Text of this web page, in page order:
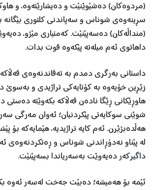
(مردوەکان) دەشێوێنێت و دەیشارێتەوە، و
سڕینەوەی شوناس و سەپاندنی کلتوری بێگانە
(منداڵەکان) دەسەپێنێت. کەمتیاری مێژو،
داهاتوی ئەم میلەتە پێکەوە قوت بدات.
داستانی بەرگری دمدم بە تەقاندنەوەی
زێڕین خۆیەوە بە کۆتایەکی تراژیدی و
هاوڕێکانی ڕێگا نادەن قەڵاکە بکەوێتە دەستی
شوێنی سوکایەتی پێکردنیان؛ ئەوان مەرگی
هەڵدەبژێرن. ئەم کایە تراژیدیە، هێمایەکە بۆ
لە پێناو نەدۆڕاندنی شوناس و ڕەتکردنەوەی
داگیرکەر دەیەوێت بەسەریاندا بسەپێنێت.
ئێمە بۆ هەمیشە؛ دەبێت جەخت لەسەر ئەوە